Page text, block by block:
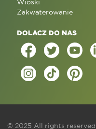
Wioski
Zakwaterowanie
DOLACZ DO NAS
© 2025 All rights reserved.